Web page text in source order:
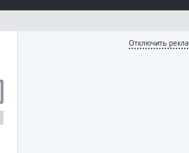
БОКОВАЯОтключить